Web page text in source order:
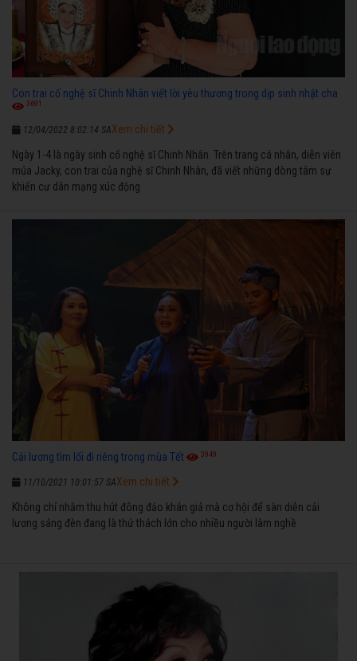
Con trai cố nghệ sĩ Chinh Nhân viết lời yêu thương trong dịp sinh nhật cha
3691
12/04/2022 8:02:14 SA
Ngày 1-4 là ngày sinh cố nghệ sĩ Chinh Nhân. Trên trang cá nhân, diễn viên
múa Jacky, con trai của nghệ sĩ Chinh Nhân, đã viết những dòng tâm sự
khiến cư dân mạng xúc động
Xem chi tiết
Cải lương tìm lối đi riêng trong mùa Tết 3949
11/10/2021 10:01:57 SA
Không chỉ nhằm thu hút đông đảo khán giả mà cơ hội để sàn diễn cải
lương sáng đèn đang là thử thách lớn cho nhiều người làm nghề
Xem chi tiết